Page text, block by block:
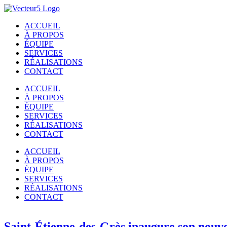
Passer
contenuACCUEIL
À PROPOS
ÉQUIPE
SERVICES
RÉALISATIONS
CONTACT
ACCUEIL
À PROPOS
ÉQUIPE
SERVICES
RÉALISATIONS
CONTACT
ACCUEIL
À PROPOS
ÉQUIPE
SERVICES
RÉALISATIONS
CONTACT